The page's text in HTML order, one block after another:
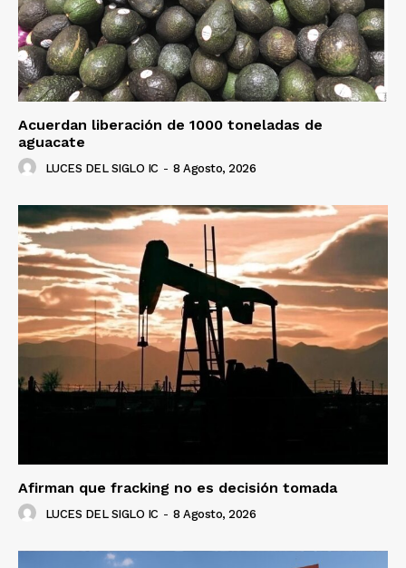
Luces
Del Siglo
Acuerdan liberación de 1000 toneladas de
aguacate
LUCES DEL SIGLO IC - 8 Agosto, 2026
Afirman que fracking no es decisión tomada
LUCES DEL SIGLO IC - 8 Agosto, 2026